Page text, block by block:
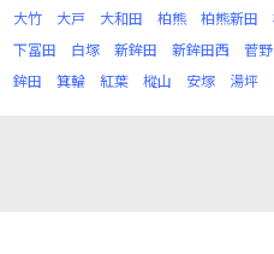
大竹 大戸 大和田 柏熊 柏熊新田
下冨田 白塚 新鉾田 新鉾田西 菅
鉾田 箕輪 紅葉 樅山 安塚 湯坪